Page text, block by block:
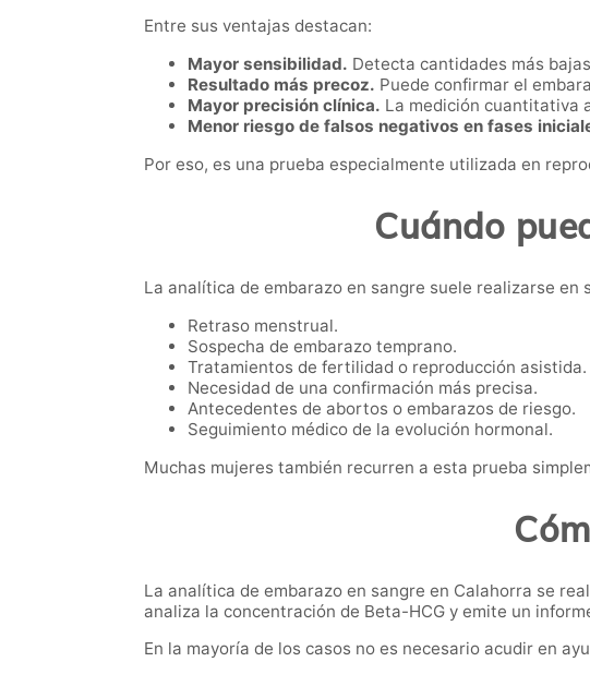
Entre sus ventajas destacan:
Mayor sensibilidad. Detecta cantidades más
Resultado más precoz. Puede confirmar el
Mayor precisión clínica. La medición cuantitativa
Menor riesgo de falsos negativos en fases
Por eso, es una prueba especialmente utilizada en
Cuándo
La analítica de embarazo en sangre suele realizarse en
Retraso menstrual.
Sospecha de embarazo temprano.
Tratamientos de fertilidad o reproducción asistida.
Necesidad de una confirmación más precisa.
Antecedentes de abortos o embarazos de riesgo.
Seguimiento médico de la evolución hormonal.
Muchas mujeres también recurren a esta prueba
La analítica de embarazo en sangre en Calahorra se
analiza la concentración de Beta-HCG y emite un
En la mayoría de los casos no es necesario acudir en